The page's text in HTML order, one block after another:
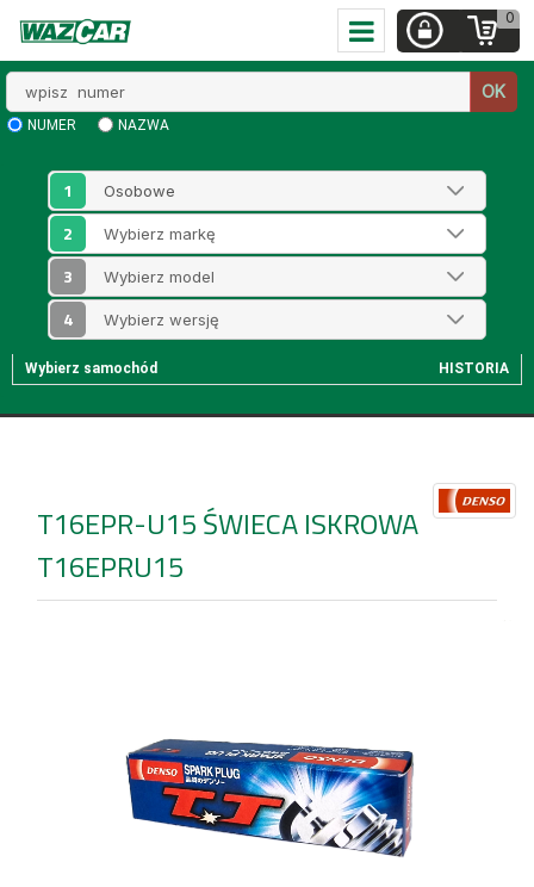
0
numer
OK
NUMER NAZWA
1
2
3
4
Wybierz samochód HISTORIA
T16EPR-U15ŚWIECA ISKROWA
T16EPRU15